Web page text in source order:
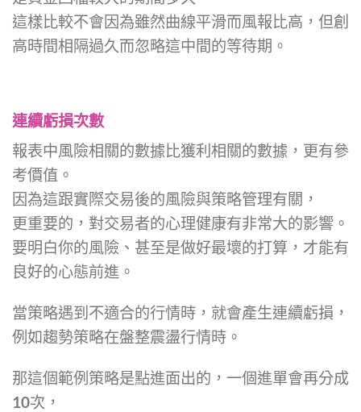
這樣比較不會因為雖然曲線平滑而風報比高，但創
高時間相隔過久而忽略這中間的等待期。
連續虧損次數
報表中風險相關的數據比獲利相關的數據，更有參
考價值。
因為這跟實際交易後的風險與策略管理有關，
更重要的，對交易者的心理健康有非常大的影響。
要明白你的風險、甚至是做好最壞的打算，才能有
良好的心態前進。
當策略遇到不適合的行情時，就會產生連續虧損，
例如趨勢策略在盤整震盪行情時。
那這個範例策略是點進面出的，一個進單會再分成
10次，